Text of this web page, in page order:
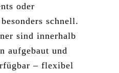
oder
schnell.
sind innerhalb
aufgebaut und
– flexibel